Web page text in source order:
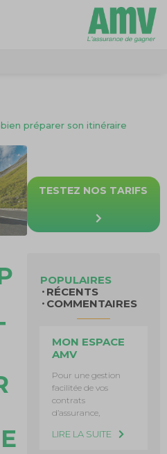
préparer son itinéraire
TESTEZ NOS TARIFS
POPULAIRES
RÉCENTS
COMMENTAIRES
MON ESPACE
AMV
Pour une gestion
facilitée de vos
contrats
d’assurance,
LIRE LA SUITE